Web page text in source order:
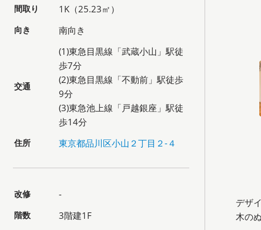
間取り 1K（25.23㎡）
向き 南向き
交通
(1)東急目黒線「武蔵小山」駅徒
歩7分
(2)東急目黒線「不動前」駅徒歩
9分
(3)東急池上線「戸越銀座」駅徒
歩14分
住所 東京都品川区小山２丁目２-４
改修 -
階数 3階建1F
デザ
木の